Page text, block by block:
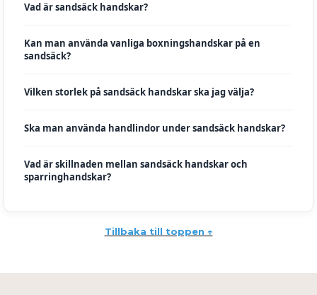
Vad är sandsäck handskar?
Kan man använda vanliga boxningshandskar på en
sandsäck?
Vilken storlek på sandsäck handskar ska jag välja?
Ska man använda handlindor under sandsäck handskar?
Vad är skillnaden mellan sandsäck handskar och
sparringhandskar?
Tillbaka till toppen ↑